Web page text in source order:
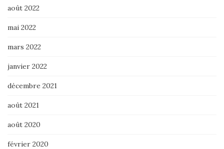
août 2022
mai 2022
mars 2022
janvier 2022
décembre 2021
août 2021
août 2020
février 2020